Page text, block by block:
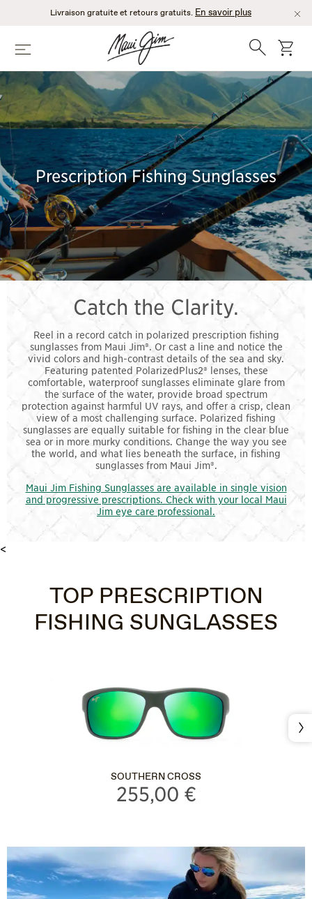
principal
Livraison gratuite et retours gratuits. En savoir plus
Menu Recherche
Prescription Fishing Sunglasses
Catch the Clarity.
Reel in a record catch in polarized prescription fishing
sunglasses from Maui Jim®. Or cast a line and notice the
vivid colors and high-contrast details of the sea and sky.
Featuring patented PolarizedPlus2® lenses, these
comfortable, waterproof sunglasses eliminate glare from
the surface of the water, provide broad spectrum
protection against harmful UV rays, and offer a crisp, clean
view of a most challenging surface. Polarized fishing
sunglasses are equally suitable for fishing in the clear blue
sea or in more murky conditions. Change the way you see
the world, and what lies beneath the surface, in fishing
sunglasses from Maui Jim®.
Maui Jim Fishing Sunglasses are available in single vision
and progressive prescriptions. Check with your local Maui
Jim eye care professional.
<
TOP PRESCRIPTION
FISHING SUNGLASSES
SOUTHERN CROSS
255,00 €